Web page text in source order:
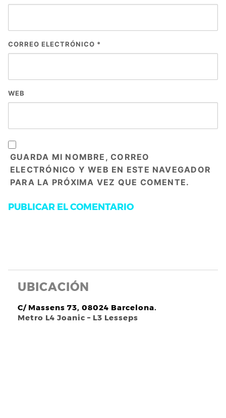
CORREO ELECTRÓNICO *
WEB
GUARDA MI NOMBRE, CORREO
ELECTRÓNICO Y WEB EN ESTE NAVEGADOR
PARA LA PRÓXIMA VEZ QUE COMENTE.
UBICACIÓN
C/ Massens 73, 08024 Barcelona.
Metro L4 Joanic – L3 Lesseps